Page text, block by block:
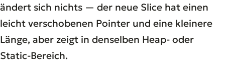
ändert sich nichts — der neue Slice hat einen
leicht verschobenen Pointer und eine kleinere
Länge, aber zeigt in denselben Heap- oder
Static-Bereich.